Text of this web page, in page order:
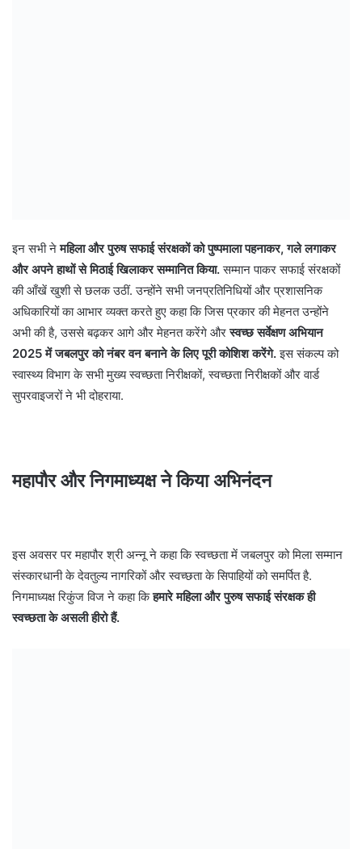
इन सभी नेमहिला और पुरुष सफाई संरक्षकों को पुष्पमाला पहनाकर, गले लगाकर
और अपने हाथों से मिठाई खिलाकर सम्मानित किया.सम्मान पाकर सफाई संरक्षकों
की आँखें खुशी से छलक उठीं. उन्होंने सभी जनप्रतिनिधियों और प्रशासनिक
अधिकारियों का आभार व्यक्त करते हुए कहा कि जिस प्रकार की मेहनत उन्होंने
अभी की है, उससे बढ़कर आगे और मेहनत करेंगे औरस्वच्छ सर्वेक्षण अभियान
2025 में जबलपुर को नंबर वन बनाने के लिए पूरी कोशिश करेंगे.इस संकल्प को
स्वास्थ्य विभाग के सभी मुख्य स्वच्छता निरीक्षकों, स्वच्छता निरीक्षकों और वार्ड
सुपरवाइजरों ने भी दोहराया.
महापौर और निगमाध्यक्ष ने किया अभिनंदन
इस अवसर पर महापौर श्री अन्नू ने कहा कि स्वच्छता में जबलपुर को मिला सम्मान
संस्कारधानी के देवतुल्य नागरिकों और स्वच्छता के सिपाहियों को समर्पित है.
निगमाध्यक्ष रिकुंज विज ने कहा किहमारे महिला और पुरुष सफाई संरक्षक ही
स्वच्छता के असली हीरो हैं.